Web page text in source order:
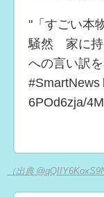
"「すごい本
騒然 家に持
への言い訳
#SmartNews
6POd6zja/
（出典